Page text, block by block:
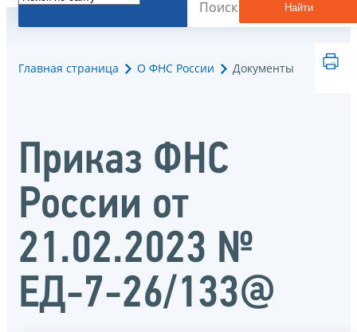
Найти
Главная страница О ФНС России Документы
Приказ ФНС
России от
21.02.2023 №
ЕД-7-26/133@